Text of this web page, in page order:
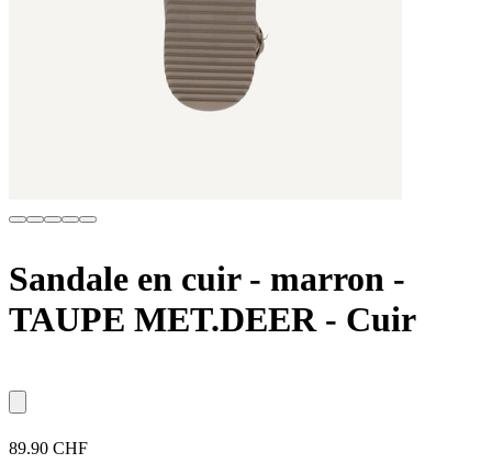
Sandale en cuir - marron -
TAUPE MET.DEER - Cuir
89.90 CHF